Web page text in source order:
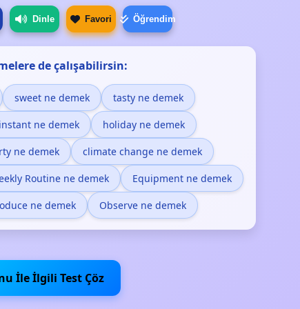
Dinle Favori Öğrendim
de çalışabilirsin:
sweet ne demek tasty ne demek
instant ne demek holiday ne demek
ne demek climate change ne demek
Routine ne demek Equipment ne demek
ne demek Observe ne demek
İle İlgili Test Çöz